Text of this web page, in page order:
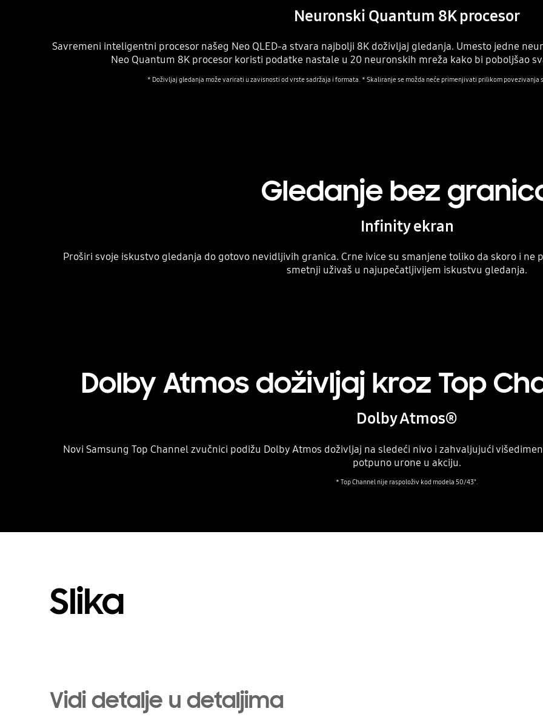
Neuronski Quantum 8K procesor
Savremeni inteligentni procesor našeg Neo QLED-a stvara najbolji 8K doživljaj gledanja. Umesto jedne
Neo Quantum 8K procesor koristi podatke nastale u 20 neuronskih mreža kako bi poboljšao
* Doživljaj gledanja može varirati u zavisnosti od vrste sadržaja i formata. * Skaliranje se možda neće primenjivati prilikom povezivanja
Gledanje bez
Infinity ekran
Proširi svoje iskustvo gledanja do gotovo nevidljivih granica. Crne ivice su smanjene toliko da skoro i ne
smetnji uživaš u najupečatljivijem iskustvu gledanja.
Dolby Atmos doživljaj kroz Top
Dolby Atmos®
Novi Samsung Top Channel zvučnici podižu Dolby Atmos doživljaj na sledeći nivo i zahvaljujući
potpuno urone u akciju.
* Top Channel nije raspoloživ kod modela 50/43".
Slika
Vidi detalje u detaljima